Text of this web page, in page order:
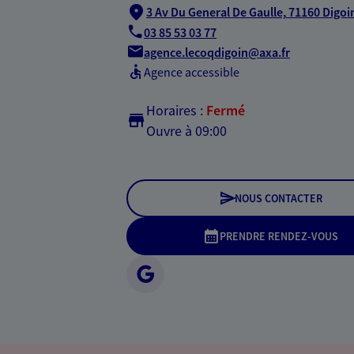
3 Av Du General De Gaulle,71160
03 85 53 03 77
agence.lecoqdigoin@axa.fr
Agence accessible
Horaires : Fermé
Ouvre à 09:00
NOUS CONTACTER
PRENDRE RENDEZ-VOUS